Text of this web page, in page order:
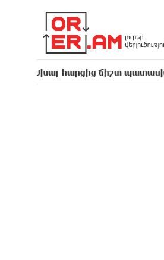
ճիշտ պատասխան չի